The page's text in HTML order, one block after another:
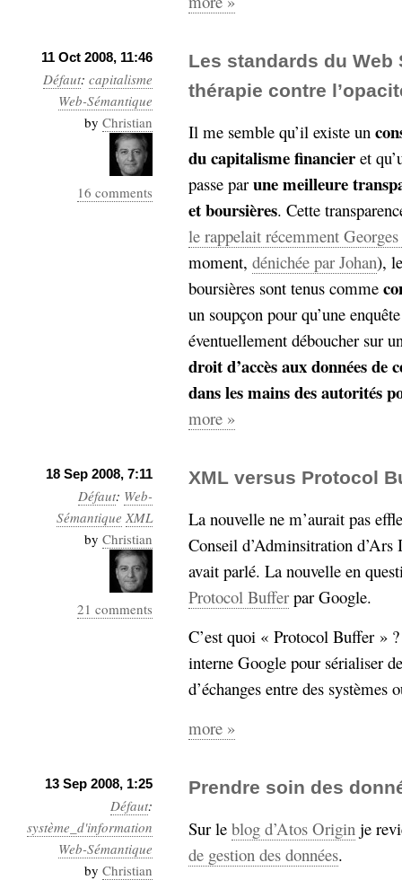
11 Oct 2008, 11:46
Défaut: capitalisme
Web-Sémantique
by Christian
16 comments
Les standards du Web
thérapie contre
Il me semble qu’il existe un
du capitalisme financier et
passe par une meilleure
et boursières. Cette
le rappelait récemment
moment, dénichée par Johan),
boursières sont tenus comme
un soupçon pour qu’une
éventuellement déboucher sur
droit d’accès aux données de
dans les mains des autorités
more »
18 Sep 2008, 7:11
Défaut: Web-
Sémantique XML
by Christian
21 comments
XML versus Protocol
La nouvelle ne m’aurait pas
Conseil d’Adminsitration
avait parlé. La nouvelle en
Protocol Buffer par Google.
C’est quoi « Protocol Buffer »
interne Google pour sérialiser
d’échanges entre des systèmes
more »
13 Sep 2008, 1:25
Défaut:
système_d'information
Web-Sémantique
by Christian
Prendre soin des
Sur le blog d’Atos Origin je
de gestion des données.